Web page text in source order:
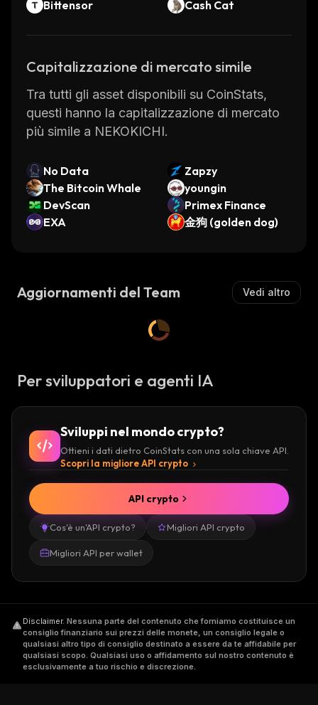
Bittensor Cash Cat
Capitalizzazione di mercato simile
Tra tutti gli asset disponibili su CoinStats,
questi hanno la capitalizzazione di mercato
più simile a NEKOKICHI.
No Data
Zapzy
The Bitcoin Whale
youngin
DevScan
Primex Finance
EXA
金狗 (golden dog)
Aggiornamenti del Team Vedi altro
Per sviluppatori e agenti IA
Sviluppi nel mondo crypto?
Ottieni i dati dietro CoinStats con una sola chiave API.
Scopri la migliore API crypto
Cos'è un'API crypto? Migliori API crypto
Migliori API per wallet
API crypto
Disclaimer. Nessuna parte del contenuto che forniamo costituisce un
consiglio finanziario sui prezzi delle monete, un consiglio legale o
qualsiasi altro tipo di consiglio destinato a essere da te affidabile per
qualsiasi scopo. Qualsiasi uso o affidamento sul nostro contenuto è
esclusivamente a tuo rischio e discrezione.